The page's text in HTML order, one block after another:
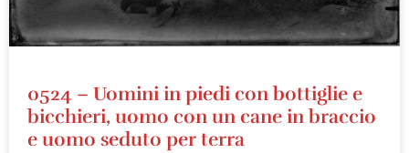
0524 – Uomini in piedi con bottiglie e
bicchieri, uomo con un cane in braccio
e uomo seduto per terra